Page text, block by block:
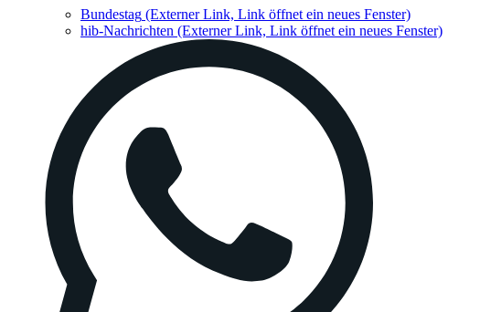
Bundestag (Externer Link, Link öffnet ein neues Fenster)
hib-Nachrichten (Externer Link, Link öffnet ein neues Fenster)